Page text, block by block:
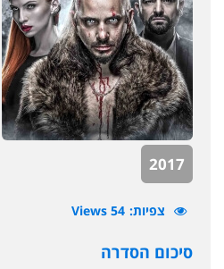
2017
צפיות 54 Views
סיכום הסדרה